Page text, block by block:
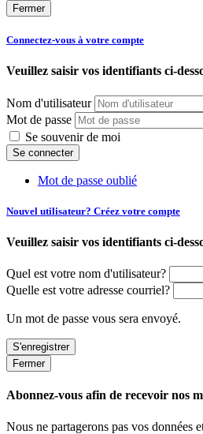
Fermer
Connectez-vous à votre compte
Veuillez saisir vos identifiants ci-
Nom d'utilisateur
Mot de passe
Se souvenir de moi
Mot de passe oublié
Nouvel utilisateur? Créez votre compte
Veuillez saisir vos identifiants ci-
Quel est votre nom d'utilisateur?
Quelle est votre adresse courriel?
Un mot de passe vous sera envoyé.
Fermer
Abonnez-vous afin de recevoir nos
Nous ne partagerons pas vos données